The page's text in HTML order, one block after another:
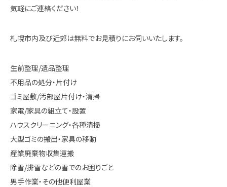
気軽にご連絡ください！
札幌市内及び近郊は無料でお見積りにお伺いいたします。
生前整理/遺品整理
不用品の処分・片付け
ゴミ屋敷/汚部屋片付け・清掃
家電/家具の組立て・設置
ハウスクリーニング・各種清掃
大型ゴミの搬出・家具の移動
産業廃棄物収集運搬
除雪/排雪などの雪でのお困りごと
男手作業・その他便利屋業